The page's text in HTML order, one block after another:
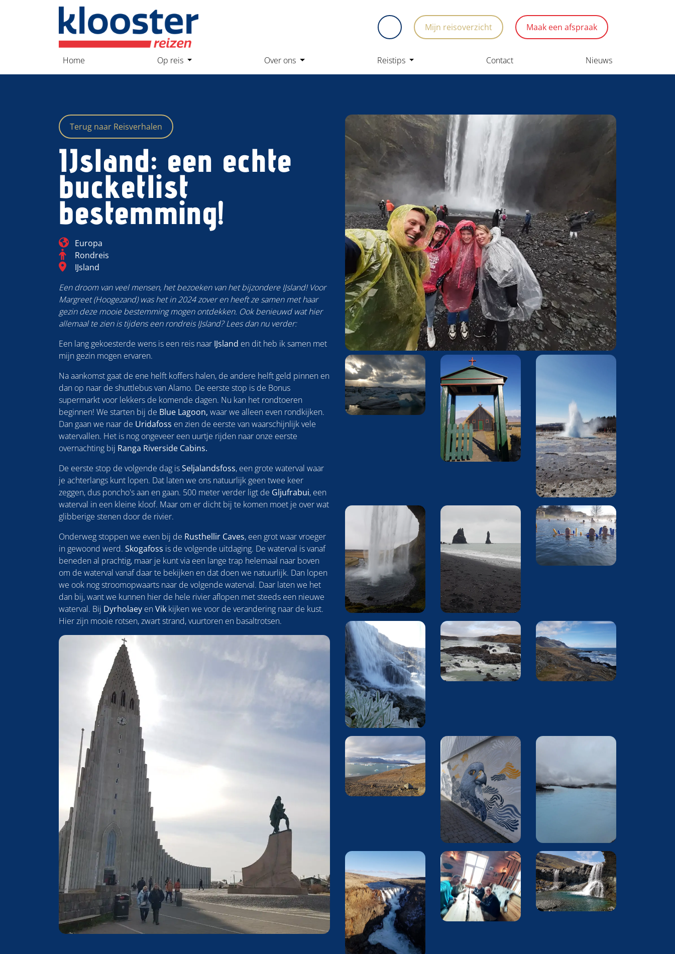
Mijn reisoverzicht
Maak een afspraak
Home Op reis Over ons Reistips Contact Nieuws
Terug naar Reisverhalen
IJsland: een echte
bucketlist
bestemming!
Blog_field_Bestemming
IJsland
Categorie
Rondreis
Blog_field_Continent
Europa
Een droom van veel mensen, het bezoeken van het bijzondere IJsland! Voor
Margreet (Hoogezand) was het in 2024 zover en heeft ze samen met haar
gezin deze mooie bestemming mogen ontdekken. Ook benieuwd wat hier
allemaal te zien is tijdens een rondreis IJsland? Lees dan nu verder:
Een lang gekoesterde wens is een reis naar IJsland en dit heb ik samen met
mijn gezin mogen ervaren.
Na aankomst gaat de ene helft koffers halen, de andere helft geld pinnen en
dan op naar de shuttlebus van Alamo. De eerste stop is de Bonus
supermarkt voor lekkers de komende dagen. Nu kan het rondtoeren
beginnen! We starten bij de Blue Lagoon, waar we alleen even rondkijken.
Dan gaan we naar de Uridafoss en zien de eerste van waarschijnlijk vele
watervallen. Het is nog ongeveer een uurtje rijden naar onze eerste
overnachting bij Ranga Riverside Cabins.
De eerste stop de volgende dag isSeljalandsfoss, een grote waterval waar
je achterlangs kunt lopen. Dat laten we ons natuurlijk geen twee keer
zeggen, dus poncho's aan en gaan. 500 meter verder ligt de Gljufrabui, een
waterval in een kleine kloof. Maar om er dicht bij te komen moet je over wat
glibberige stenen door de rivier.
Onderweg stoppen we even bij de Rusthellir Caves, een grot waar vroeger
in gewoond werd. Skogafoss is de volgende uitdaging. De waterval is vanaf
beneden al prachtig, maar je kunt via een lange trap helemaal naar boven
om de waterval vanaf daar te bekijken en dat doen we natuurlijk. Dan lopen
we ook nog stroomopwaarts naar de volgende waterval. Daar laten we het
dan bij, want we kunnen hier de hele rivier aflopen met steeds een nieuwe
waterval. Bij Dyrholaey enVik kijken we voor de verandering naar de kust.
Hier zijn mooie rotsen, zwart strand, vuurtoren en basaltrotsen.
Foto
album
overslaan